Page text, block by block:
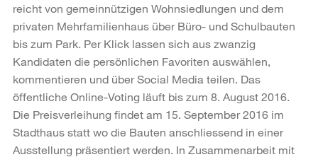
reicht von gemeinnützigen Wohnsiedlungen und dem
privaten Mehrfamilienhaus über Büro- und Schulbauten
bis zum Park. Per Klick lassen sich aus zwanzig
Kandidaten die persönlichen Favoriten auswählen,
kommentieren und über Social Media teilen. Das
öffentliche Online-Voting läuft bis zum 8. August 2016.
Die Preisverleihung findet am 15. September 2016 im
Stadthaus statt wo die Bauten anschliessend in einer
Ausstellung präsentiert werden. In Zusammenarbeit mit